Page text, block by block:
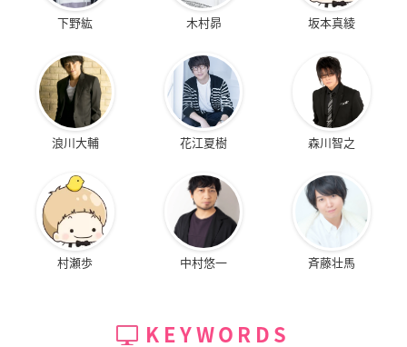
下野紘 木村昴 坂本真綾
浪川大輔 花江夏樹 森川智之
村瀬歩 中村悠一 斉藤壮馬
KEYWORDS